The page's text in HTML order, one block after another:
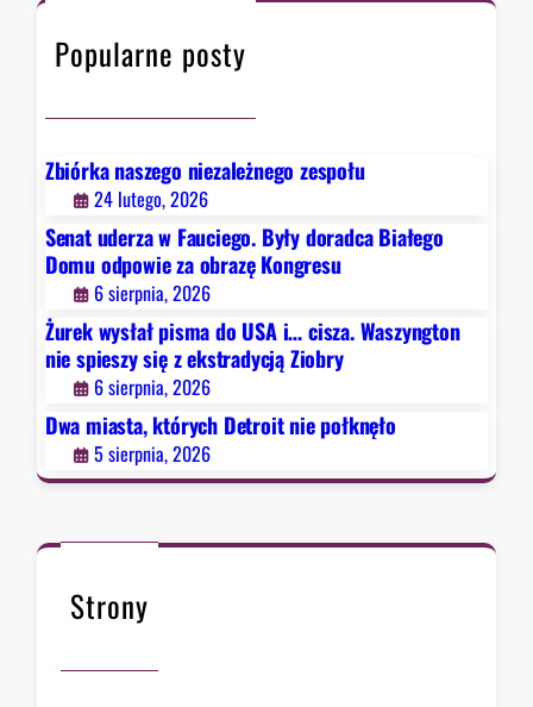
o
k
Popularne posty
Zbiórka naszego niezależnego zespołu
24 lutego, 2026
Senat uderza w Fauciego. Były doradca Białego
Domu odpowie za obrazę Kongresu
6 sierpnia, 2026
Żurek wysłał pisma do USA i… cisza. Waszyngton
nie spieszy się z ekstradycją Ziobry
6 sierpnia, 2026
Dwa miasta, których Detroit nie połknęło
5 sierpnia, 2026
Strony